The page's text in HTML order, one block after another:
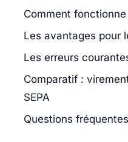
Comment
Les avantages pour
Les erreurs
Comparatif :
SEPA
Questions fréquentes